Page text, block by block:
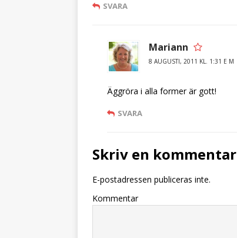
SVARA
Mariann
8 AUGUSTI, 2011 KL. 1:31 E M
Äggröra i alla former är gott!
SVARA
Skriv en kommentar
E-postadressen publiceras inte.
Kommentar